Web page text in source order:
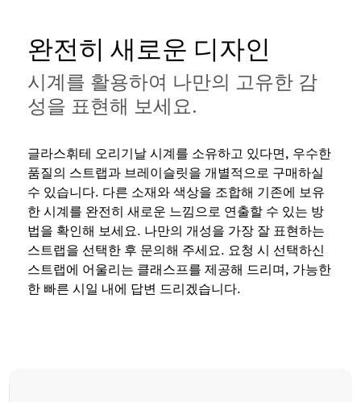
완전히 새로운 디자인
시계를 활용하여 나만의 고유한 감
성을 표현해 보세요.
글라스휘테 오리기날 시계를 소유하고 있다면, 우수한
품질의 스트랩과 브레이슬릿을 개별적으로 구매하실
수 있습니다. 다른 소재와 색상을 조합해 기존에 보유
한 시계를 완전히 새로운 느낌으로 연출할 수 있는 방
법을 확인해 보세요. 나만의 개성을 가장 잘 표현하는
스트랩을 선택한 후 문의해 주세요. 요청 시 선택하신
스트랩에 어울리는 클래스프를 제공해 드리며, 가능한
한 빠른 시일 내에 답변 드리겠습니다.